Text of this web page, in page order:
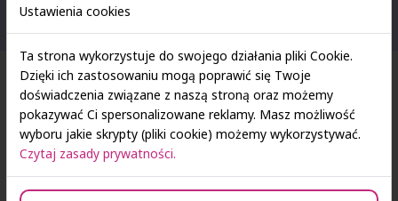
Ustawienia cookies
Ta strona wykorzystuje do swojego działania pliki Cookie.
Dzięki ich zastosowaniu mogą poprawić się Twoje
doświadczenia związane z naszą stroną oraz możemy
pokazywać Ci spersonalizowane reklamy. Masz możliwość
wyboru jakie skrypty (pliki cookie) możemy wykorzystywać.
Czytaj zasady prywatności.